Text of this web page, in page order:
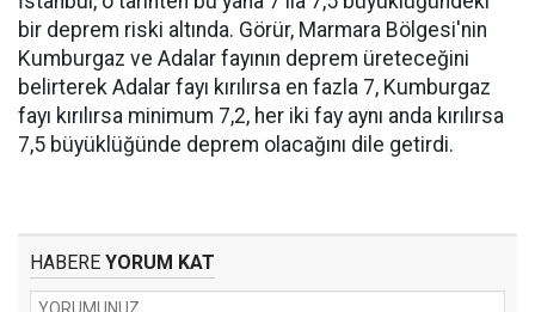
bir deprem riski altında. Görür, Marmara Bölgesi'nin
Kumburgaz ve Adalar fayının deprem üreteceğini
belirterek Adalar fayı kırılırsa en fazla 7, Kumburgaz
fayı kırılırsa minimum 7,2, her iki fay aynı anda kırılırsa
7,5 büyüklüğünde deprem olacağını dile getirdi.
HABERE YORUM KAT